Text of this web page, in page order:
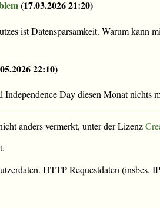
(17.03.2026 21:20)
ist Datensparsamkeit. Warum kann
22:10)
Day diesen Monat nichts
anders vermerkt, unter der Lizenz
HTTP-Requestdaten (insbes.